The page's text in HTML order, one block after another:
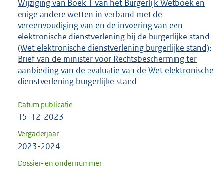
Wijziging van Boek 1 van het Burgerlijk Wetboek en
enige andere wetten in verband met de
vereenvoudiging van en de invoering van een
elektronische dienstverlening bij de burgerlijke stand
(Wet elektronische dienstverlening burgerlijke stand);
Brief van de minister voor Rechtsbescherming ter
aanbieding van de evaluatie van de Wet elektronische
dienstverlening burgerlijke stand
Datum publicatie
15-12-2023
Vergaderjaar
2023-2024
Dossier- en ondernummer